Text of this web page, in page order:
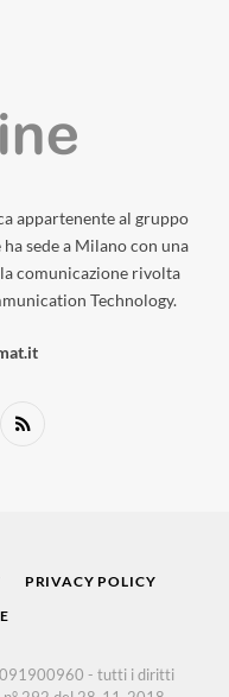
appartenente al gruppo
sede a Milano con una
comunicazione rivolta
Technology.
RSS
PRIVACY POLICY
- tutti i diritti